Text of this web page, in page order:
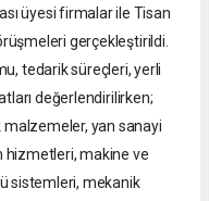
üyesi firmalar ile Tisan
gerçekleştirildi.
tedarik süreçleri, yerli
değerlendirilirken;
yan sanayi
hizmetleri, makine ve
sistemleri, mekanik